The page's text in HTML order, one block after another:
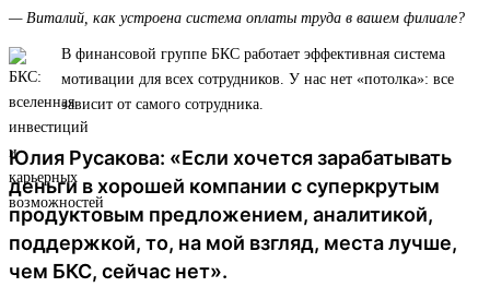
— Виталий, как устроена система оплаты труда в вашем филиале?
В финансовой группе БКС работает эффективная система
мотивации для всех сотрудников. У нас нет «потолка»: все
зависит от самого сотрудника.
Юлия Русакова: «Если хочется зарабатывать
деньги в хорошей компании с суперкрутым
продуктовым предложением, аналитикой,
поддержкой, то, на мой взгляд, места лучше,
чем БКС, сейчас нет».